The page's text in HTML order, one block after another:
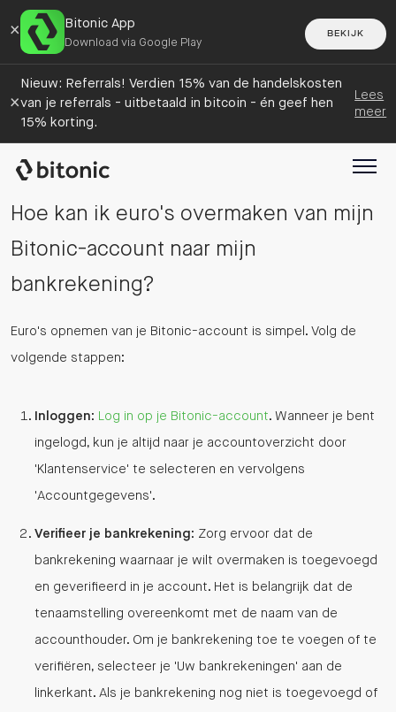
× Bitonic App
Download via Google Play
BEKIJK
×
Nieuw: Referrals! Verdien 15% van de handelskosten
van je referrals - uitbetaald in bitcoin - én geef hen
15% korting.
Lees
meer
Hoe kan ik euro's overmaken van mijn
Bitonic-account naar mijn
bankrekening?
Euro's opnemen van je Bitonic-account is simpel. Volg de
volgende stappen:
Inloggen: Log in op je Bitonic-account. Wanneer je bent
ingelogd, kun je altijd naar je accountoverzicht door
'Klantenservice' te selecteren en vervolgens
'Accountgegevens'.
Verifieer je bankrekening: Zorg ervoor dat de
bankrekening waarnaar je wilt overmaken is toegevoegd
en geverifieerd in je account. Het is belangrijk dat de
tenaamstelling overeenkomt met de naam van de
accounthouder. Om je bankrekening toe te voegen of te
verifiëren, selecteer je 'Uw bankrekeningen' aan de
linkerkant. Als je bankrekening nog niet is toegevoegd of